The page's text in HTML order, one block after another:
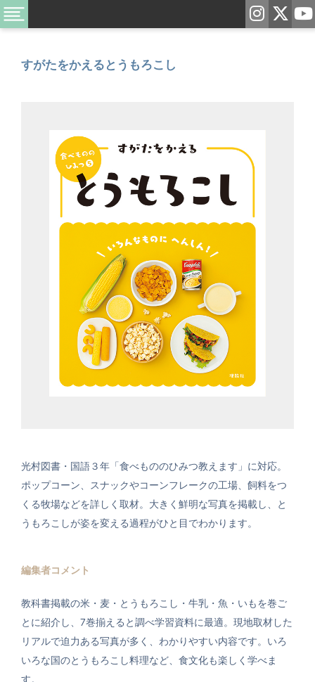
すがたをかえるとうもろこし
光村図書・国語３年「食べもののひみつ教えます」に対応。
ポップコーン、スナックやコーンフレークの工場、飼料をつ
くる牧場などを詳しく取材。大きく鮮明な写真を掲載し、と
うもろこしが姿を変える過程がひと目でわかります。
編集者コメント
教科書掲載の米・麦・とうもろこし・牛乳・魚・いもを巻ご
とに紹介し、7巻揃えると調べ学習資料に最適。現地取材した
リアルで迫力ある写真が多く、わかりやすい内容です。いろ
いろな国のとうもろこし料理など、食文化も楽しく学べま
す。